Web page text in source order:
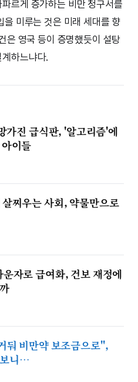
르게 증가하는 비만 청구서를
을 미루는 것은 미래 세대를 향
은 영국 등이 증명했듯이 설탕
하느냐다.
진 급식판, '알고리즘'에
이들
찌우는 사회, 약물만으로
자로 급여화, 건보 재정에
비만약 보조금으로",
니…